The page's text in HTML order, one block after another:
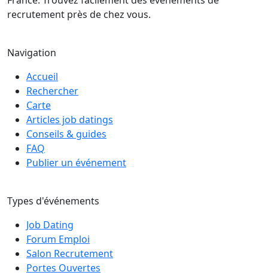
recrutement près de chez vous.
Navigation
Accueil
Rechercher
Carte
Articles job datings
Conseils & guides
FAQ
Publier un événement
Types d'événements
Job Dating
Forum Emploi
Salon Recrutement
Portes Ouvertes